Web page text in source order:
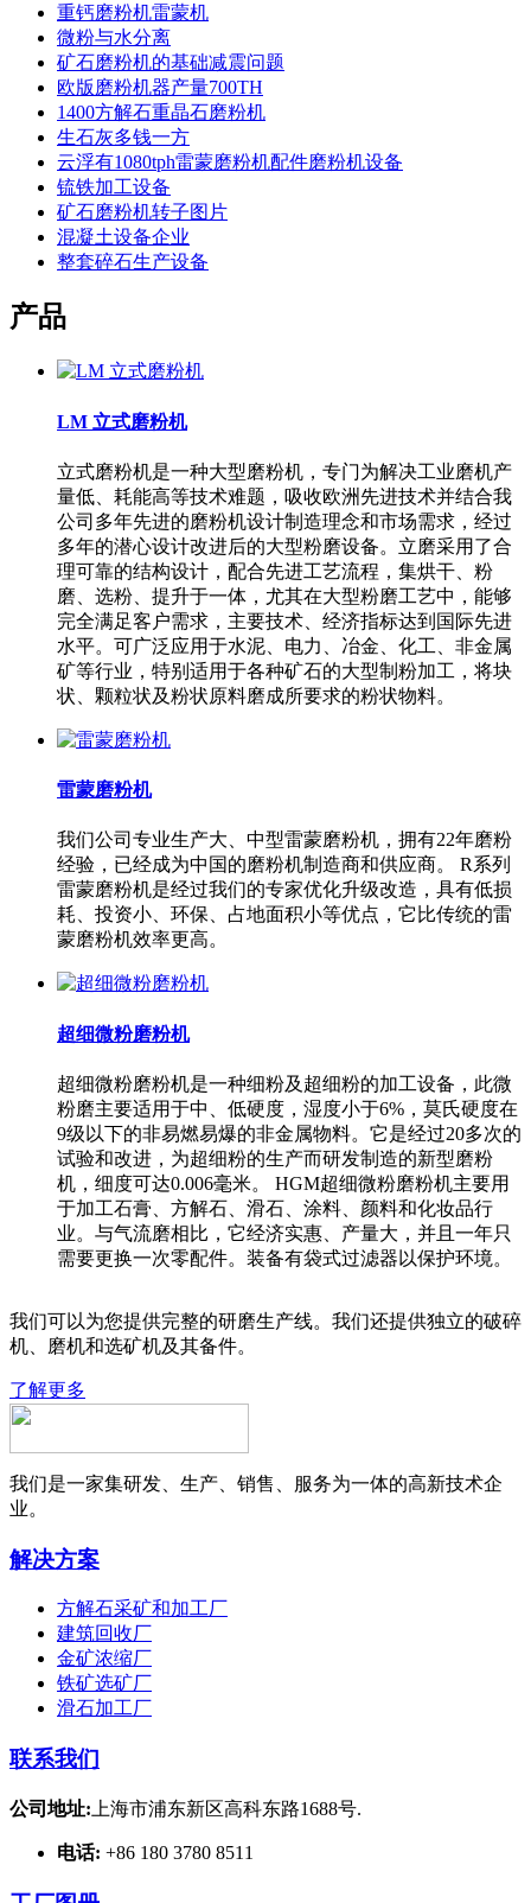
重钙磨粉机雷蒙机
微粉与水分离
矿石磨粉机的基础减震问题
欧版磨粉机器产量700TH
1400方解石重晶石磨粉机
生石灰多钱一方
云浮有1080tph雷蒙磨粉机配件磨粉机设备
锍铁加工设备
矿石磨粉机转子图片
混凝土设备企业
整套碎石生产设备
产品
LM 立式磨粉机
立式磨粉机是一种大型磨粉机，专门为解决工业磨机产
量低、耗能高等技术难题，吸收欧洲先进技术并结合我
公司多年先进的磨粉机设计制造理念和市场需求，经过
多年的潜心设计改进后的大型粉磨设备。立磨采用了合
理可靠的结构设计，配合先进工艺流程，集烘干、粉
磨、选粉、提升于一体，尤其在大型粉磨工艺中，能够
完全满足客户需求，主要技术、经济指标达到国际先进
水平。可广泛应用于水泥、电力、冶金、化工、非金属
矿等行业，特别适用于各种矿石的大型制粉加工，将块
状、颗粒状及粉状原料磨成所要求的粉状物料。
雷蒙磨粉机
我们公司专业生产大、中型雷蒙磨粉机，拥有22年磨粉
经验，已经成为中国的磨粉机制造商和供应商。 R系列
雷蒙磨粉机是经过我们的专家优化升级改造，具有低损
耗、投资小、环保、占地面积小等优点，它比传统的雷
蒙磨粉机效率更高。
超细微粉磨粉机
超细微粉磨粉机是一种细粉及超细粉的加工设备，此微
粉磨主要适用于中、低硬度，湿度小于6%，莫氏硬度在
9级以下的非易燃易爆的非金属物料。它是经过20多次的
试验和改进，为超细粉的生产而研发制造的新型磨粉
机，细度可达0.006毫米。 HGM超细微粉磨粉机主要用
于加工石膏、方解石、滑石、涂料、颜料和化妆品行
业。与气流磨相比，它经济实惠、产量大，并且一年只
需要更换一次零配件。装备有袋式过滤器以保护环境。
我们可以为您提供完整的研磨生产线。我们还提供独立的破碎
机、磨机和选矿机及其备件。
了解更多
我们是一家集研发、生产、销售、服务为一体的高新技术企
业。
解决方案
方解石采矿和加工厂
建筑回收厂
金矿浓缩厂
铁矿选矿厂
滑石加工厂
联系我们
公司地址: 上海市浦东新区高科东路1688号.
电话: +86 180 3780 8511